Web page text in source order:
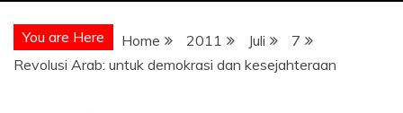
You are Here Home 2011 Juli
7
Revolusi Arab: untuk demokrasi dan kesejahteraan